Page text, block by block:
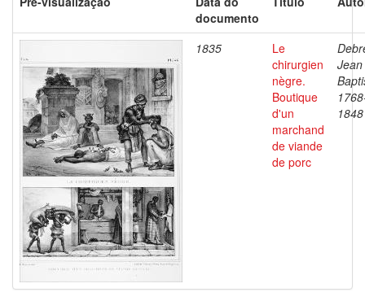
documento
1835
Le
chirurgien
nègre.
Boutique
d'un
marchand
de viande
de porc
Jean
1848